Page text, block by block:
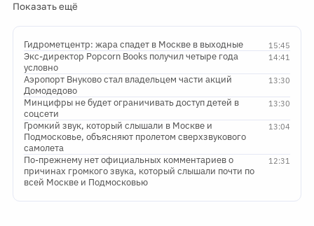
Показать ещё
15:45
Гидрометцентр: жара спадет в Москве в выходные
14:41
Экс-директор Popcorn Books получил четыре года
условно
13:30
Аэропорт Внуково стал владельцем части акций
Домодедово
13:30
Минцифры не будет ограничивать доступ детей в
соцсети
13:04
Громкий звук, который слышали в Москве и
Подмосковье, объясняют пролетом сверхзвукового
самолета
12:31
По-прежнему нет официальных комментариев о
причинах громкого звука, который слышали почти по
всей Москве и Подмосковью